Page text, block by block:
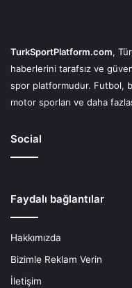
TurkSportPlatform.com,
haberlerini tarafsız ve
spor platformudur. Futbol,
motor sporları ve daha
Social
Faydalı bağlantılar
Hakkımızda
Bizimle Reklam Verin
İletişim